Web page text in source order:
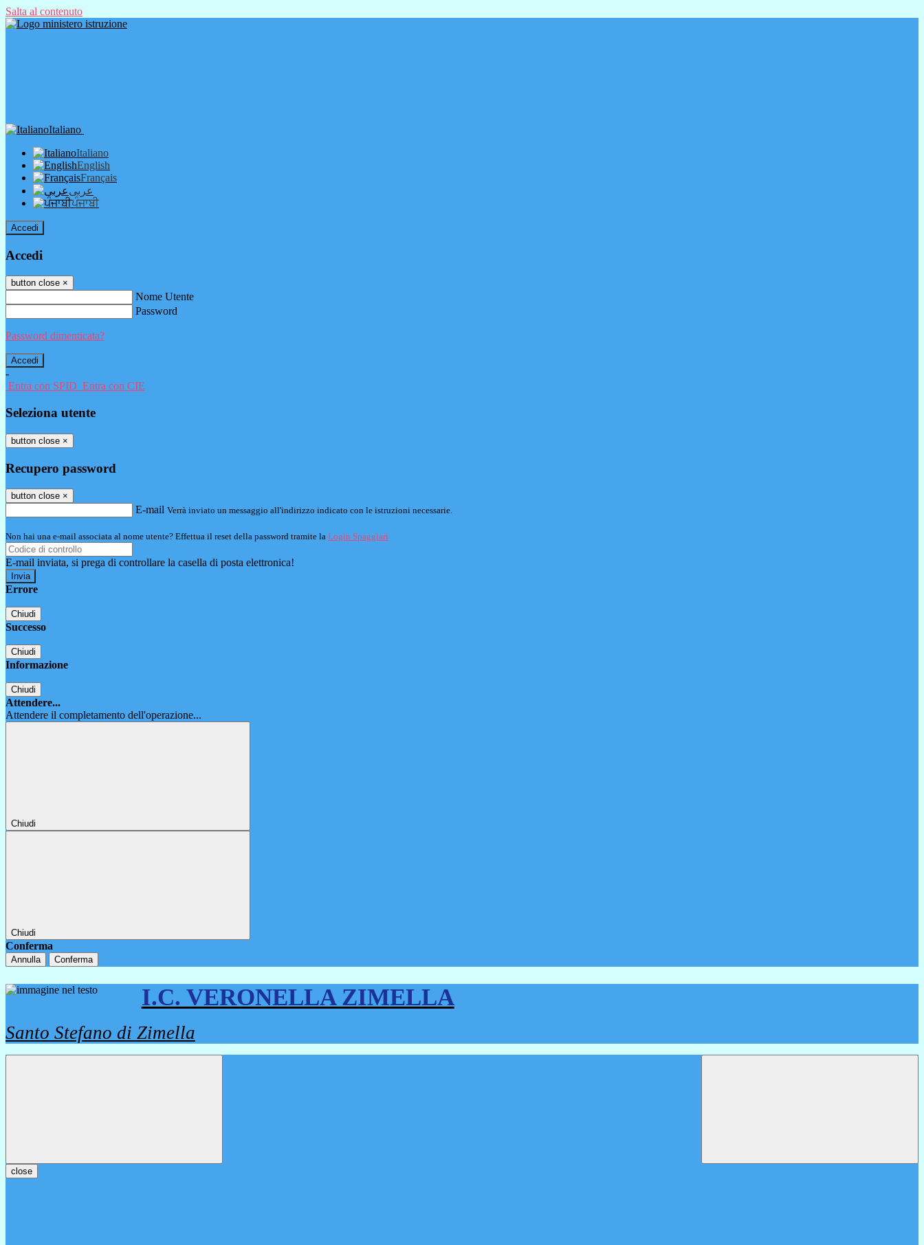
Salta al contenuto
Italiano
Italiano
English
Français
عربى
ਪੰਜਾਬੀ
Accedi
Accedi
button close ×
Nome Utente
Password
Password dimenticata?
-
Entra con SPID Entra con CIE
Seleziona utente
button close ×
Recupero password
button close ×
E-mail Verrà inviato un messaggio all'indirizzo indicato con le istruzioni necessarie.
Non hai una e-mail associata al nome utente? Effettua il reset della password tramite la Login Spaggiari
E-mail inviata, si prega di controllare la casella di posta elettronica!
Errore
Chiudi
Successo
Chiudi
Informazione
Chiudi
Attendere...
Attendere il completamento dell'operazione...
Chiudi
Chiudi
Conferma
Annulla Conferma
I.C. VERONELLA ZIMELLA
Santo Stefano di Zimella
close